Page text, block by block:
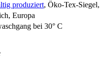
produziert, Öko-Tex-Siegel,
Europa
bei 30° C